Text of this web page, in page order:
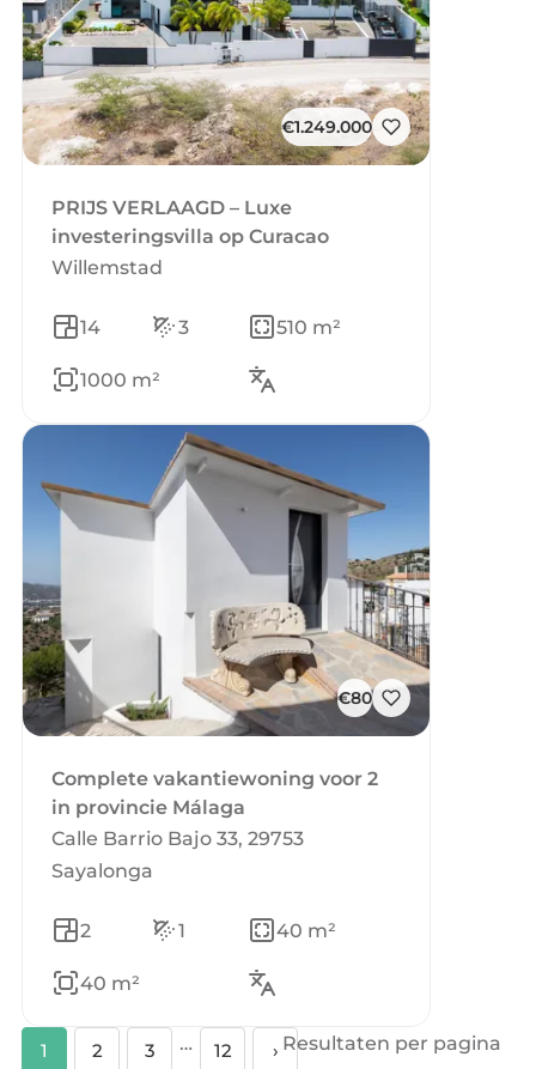
€1.249.000
PRIJS VERLAAGD – Luxe
investeringsvilla op Curacao
Willemstad
14 3 510 m²
1000 m²
€80
Complete vakantiewoning voor 2
in provincie Málaga
Calle Barrio Bajo 33, 29753
Sayalonga
2 1 40 m²
40 m²
1 2 3 … 12 › Resultaten per pagina